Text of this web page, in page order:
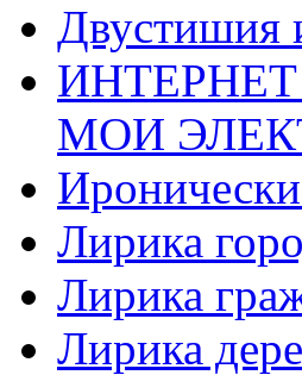
Двустишия
МОИ
Лирика
Лирика
Лирика